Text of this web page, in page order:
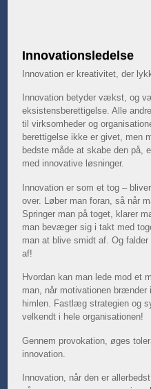
Innovationsledelse
Innovation er kreativitet, der
Innovation betyder vækst, og
eksistensberettigelse. Alle
til virksomheder og
berettigelse ikke er givet, men
bedste måde at skabe den på,
med innovative løsninger.
Innovation er som et tog –
over. Løber man foran, så når
Springer man på toget, klarer
man bevæger sig i takt med
man at blive smidt af. Og
af!
Hvordan kan man lede mod et
man, når motivationen
himlen. Fastlæg strategien og
velkendt i hele organisationen!
Gennem provokation, øges
innovation.
Innovation, når den er